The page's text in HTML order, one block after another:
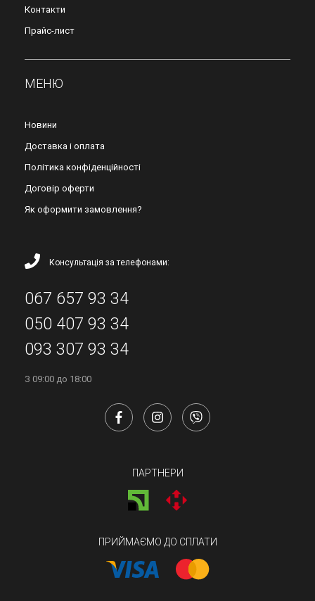
Контакти
Прайс-лист
МЕНЮ
Новини
Доставка і оплата
Політика конфіденційності
Договір оферти
Як оформити замовлення?
Консультація за телефонами:
067 657 93 34
050 407 93 34
093 307 93 34
З 09:00 до 18:00
ПАРТНЕРИ
ПРИЙМАЄМО ДО СПЛАТИ